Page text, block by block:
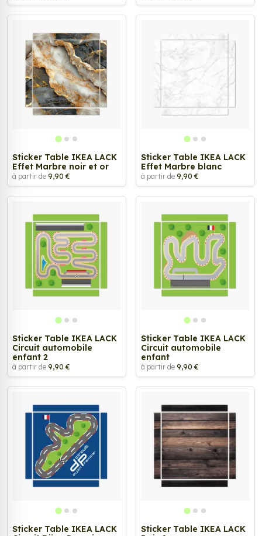
Sticker Table IKEA LACK
Effet Marbre noir et or
à partir de 9,90 €
Sticker Table IKEA LACK
Effet Marbre blanc
à partir de 9,90 €
Sticker Table IKEA LACK
Circuit automobile
enfant 2
à partir de 9,90 €
Sticker Table IKEA LACK
Circuit automobile
enfant
à partir de 9,90 €
Sticker Table IKEA LACK
Sticker Table IKEA LACK